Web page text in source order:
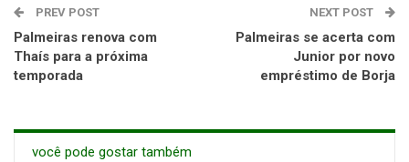
PREV POST
Palmeiras renova com
Thaís para a próxima
temporada
NEXT POST
Palmeiras se acerta com
Junior por novo
empréstimo de Borja
você pode gostar também